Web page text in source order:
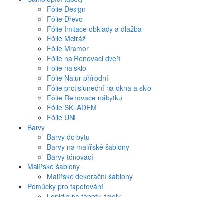
Fólie Design
Fólie Dřevo
Fólie Imitace obklady a dlažba
Fólie Metráž
Fólie Mramor
Fólie na Renovaci dveří
Fólie na sklo
Fólie Natur přírodní
Fólie protisluneční na okna a sklo
Fólie Renovace nábytku
Fólie SKLADEM
Fólie UNI
Barvy
Barvy do bytu
Barvy na malířské šablony
Barvy tónovací
Malířské šablony
Malířské dekorační šablony
Pomůcky pro tapetování